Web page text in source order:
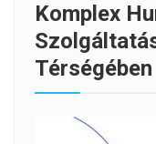
Komplex
Térségében